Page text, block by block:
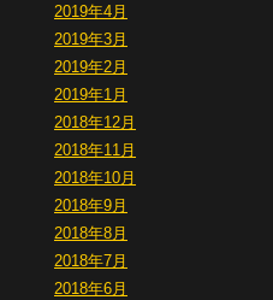
2019年4月
2019年3月
2019年2月
2019年1月
2018年12月
2018年11月
2018年10月
2018年9月
2018年8月
2018年7月
2018年6月